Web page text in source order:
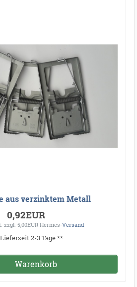
aus verzinktem Metall
0,92EUR
zzgl. 5,00EUR Hermes-Versand
Lieferzeit 2-3 Tage **
Warenkorb